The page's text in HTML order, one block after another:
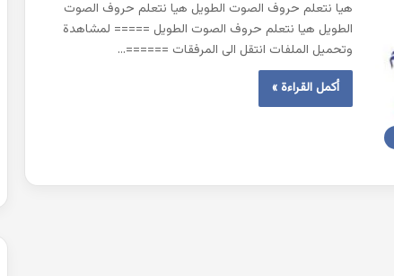
هيا نتعلم حروف الصوت الطويل هيا نتعلم حروف الصوت
الطويل هيا نتعلم حروف الصوت الطويل ===== لمشاهدة
وتحميل الملفات انتقل الى المرفقات ======…
أكمل القراءة »